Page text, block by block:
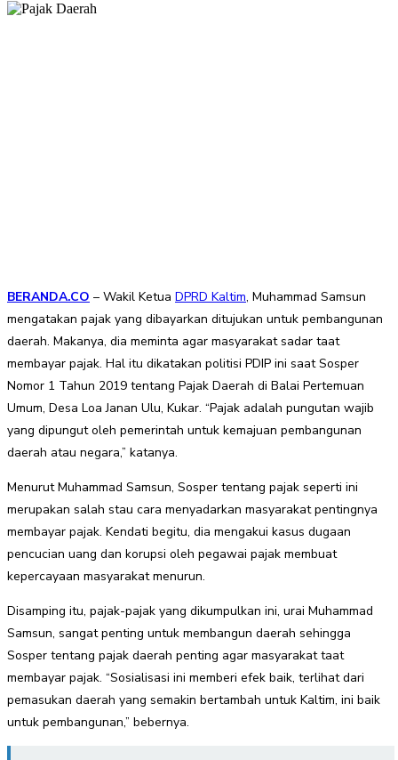
BERANDA.CO – Wakil Ketua DPRD Kaltim, Muhammad Samsun
mengatakan pajak yang dibayarkan ditujukan untuk pembangunan
daerah. Makanya, dia meminta agar masyarakat sadar taat
membayar pajak. Hal itu dikatakan politisi PDIP ini saat Sosper
Nomor 1 Tahun 2019 tentang Pajak Daerah di Balai Pertemuan
Umum, Desa Loa Janan Ulu, Kukar. “Pajak adalah pungutan wajib
yang dipungut oleh pemerintah untuk kemajuan pembangunan
daerah atau negara,” katanya.
Menurut Muhammad Samsun, Sosper tentang pajak seperti ini
merupakan salah stau cara menyadarkan masyarakat pentingnya
membayar pajak. Kendati begitu, dia mengakui kasus dugaan
pencucian uang dan korupsi oleh pegawai pajak membuat
kepercayaan masyarakat menurun.
Disamping itu, pajak-pajak yang dikumpulkan ini, urai Muhammad
Samsun, sangat penting untuk membangun daerah sehingga
Sosper tentang pajak daerah penting agar masyarakat taat
membayar pajak. “Sosialisasi ini memberi efek baik, terlihat dari
pemasukan daerah yang semakin bertambah untuk Kaltim, ini baik
untuk pembangunan,” bebernya.